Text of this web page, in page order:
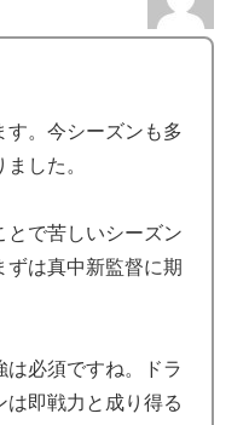
す。今シーズンも多
した。
とで苦しいシーズン
ずは真中新監督に期
必須ですね。ドラ
は即戦力と成り得る